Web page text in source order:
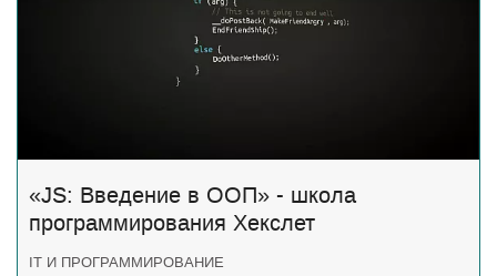
«JS: Введение в ООП» - школа
программирования Хекслет
IT И ПРОГРАММИРОВАНИЕ